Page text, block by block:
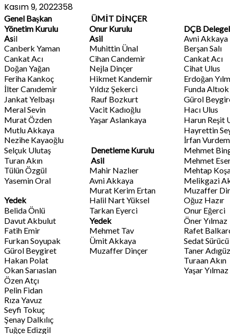
Kasım 9, 2022358
Genel Başkan
ÜMİT DİNÇER
Yönetim Kurulu
Onur Kurulu
DÇB
Asil Asil
Avni Akkaya
Canberk Yaman
Muhittin Ünal
Berşan Salı
Cankat Acı
Cihan Candemir
Cankat Acı
Doğan Yağan
Nejla Dinçer
Cihat Ulus
Feriha Kankoç
Hikmet Kandemir
Erdoğan
İlter Canıdemir
Yıldız Şekerci
Funda Altıok
Jankat Yelbaşı
Rauf Bozkurt
Gürol
Meral Sevin
Vacit Kadıoğlu
Hacı Ulus
Murat Özden
Yaşar Aslankaya
Harun Reşit
Mutlu Akkaya
Hayrettin
Nezihe Kayaoğlu
İrfan Vurdem
Selçuk Ulutaş
Denetleme Kurulu
Mehmet
Turan Akın
Asil
Mehmet
Tülün Özgül
Mahir Nazlıer
Mehtap
Yasemin Oral
Avni Akkaya
Melikgazi
Murat Kerim Ertan
Muzaffer
Yedek
Halil Nart Yüksel
Oğuz Hazır
Belida Önlü
Tarkan Eyerci
Onur Eğerci
Davut Akbulut
Yedek
Öner Yılmaz
Fatih Emir
Mehmet Tav
Rafet
Furkan Soyupak
Ümit Akkaya
Sedat Sürücü
Gürol Beygiret
Muzaffer Dinçer
Taner
Hakan Polat
Turaan Akın
Okan Sarıaslan
Yaşar Yılmaz
Özen Atçı
Pelin Fidan
Rıza Yavuz
Seyfi Tokuç
Şenay Dalkılıç
Tuğçe Edizgil